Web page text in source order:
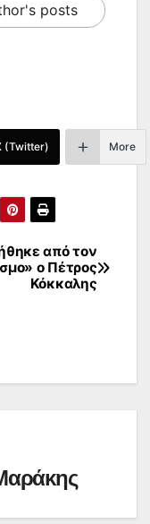
posts
(Twitter) More
από τον
ο Πέτρος
Κόκκαλης